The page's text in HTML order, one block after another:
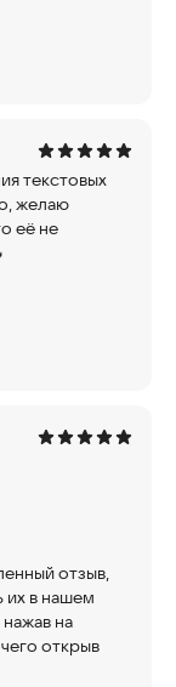
текстовых
желаю
её не
отзыв,
их в нашем
на
открыв